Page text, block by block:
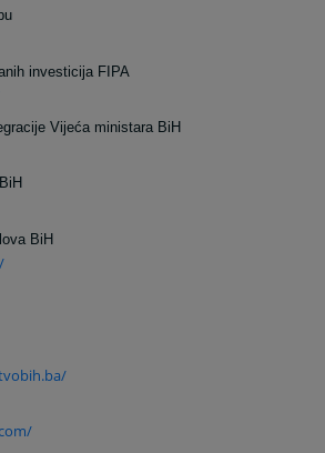
investicija FIPA
Vijeća ministara BiH
BiH